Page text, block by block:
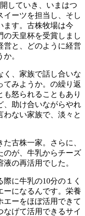
していき、いまはつ
イーツを担当し、そし
ます。古株牧場は今
の天皇杯を受賞しまし
営と、どのように経営
。
く、家族で話し合いな
てみようか。の繰り返
も怒られることもあり
、助け合いながらやれ
ない家族で、淡々と
古株一家。さらに、
のが、牛乳からチーズ
の再活用でした。
に牛乳の10分の１く
ーになるんです。栄養
エーをほぼ活用できて
なげて活用できるサイ